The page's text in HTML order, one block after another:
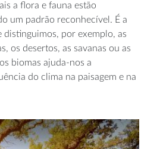
a flora e fauna estão
um padrão reconhecível. É a
distinguimos, por exemplo, as
os desertos, as savanas ou as
biomas ajuda-nos a
do clima na paisagem e na